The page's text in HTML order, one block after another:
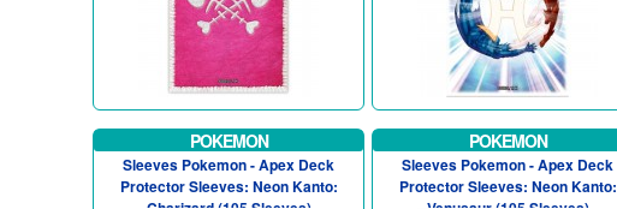
POKEMON
Sleeves Pokemon - Apex Deck
Protector Sleeves: Neon Kanto:
POKEMON
Sleeves Pokemon - Apex Deck
Protector Sleeves: Neon Kanto: